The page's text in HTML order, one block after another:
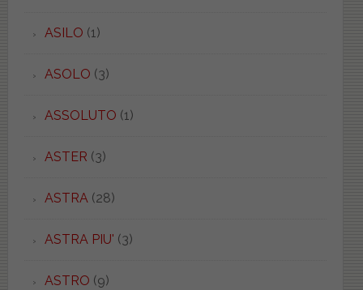
ASILO (1)
ASOLO (3)
ASSOLUTO (1)
ASTER (3)
ASTRA (28)
ASTRA PIU' (3)
ASTRO (9)